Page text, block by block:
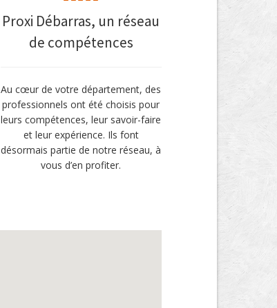
Proxi Débarras, un réseau
de compétences
Au cœur de votre département, des
professionnels ont été choisis pour
leurs compétences, leur savoir-faire
et leur expérience. Ils font
désormais partie de notre réseau, à
vous d’en profiter.